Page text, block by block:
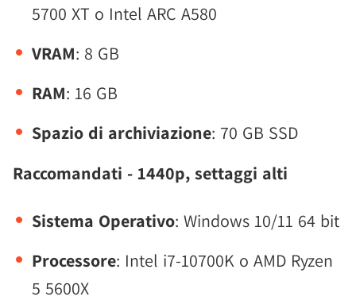
5700 XT o Intel ARC A580
VRAM: 8 GB
RAM: 16 GB
Spazio di archiviazione: 70 GB SSD
Raccomandati - 1440p, settaggi alti
Sistema Operativo: Windows 10/11 64 bit
Processore: Intel i7-10700K o AMD Ryzen
5 5600X